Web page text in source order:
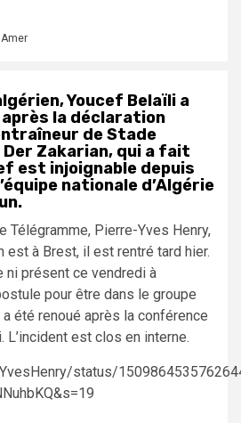
Youcef Belaïli a
la déclaration
de Stade
Zakarian, qui a fait
est injoignable depuis
nationale d’Algérie
Télégramme, Pierre-Yves Henry,
est à Brest, il est rentré tard hier.
ni présent ce vendredi à
pour être dans le groupe
été renoué après la conférence
est clos en interne.
status/